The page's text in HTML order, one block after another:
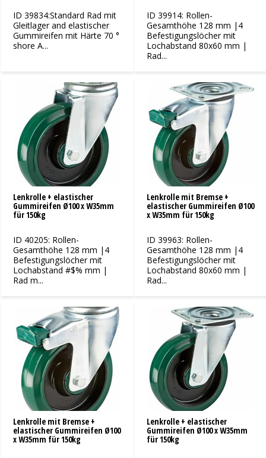
ID 39834:Standard Rad mit
Gleitlager and elastischer
Gummireifen mit Härte 70 °
shore A...
ID 39914: Rollen-
Gesamthöhe 128 mm |4
Befestigungslöcher mit
Lochabstand 80x60 mm |
Rad...
Lenkrolle + elastischer
Gummireifen Ø100 x W35mm
für 150kg
ID 40205: Rollen-
Gesamthöhe 128 mm |4
Befestigungslöcher mit
Lochabstand #$% mm |
Rad m...
Lenkrolle mit Bremse +
elastischer Gummireifen Ø100
x W35mm für 150kg
ID 39963: Rollen-
Gesamthöhe 128 mm |4
Befestigungslöcher mit
Lochabstand 80x60 mm |
Rad...
Lenkrolle mit Bremse +
elastischer Gummireifen Ø100
x W35mm für 150kg
Lenkrolle + elastischer
Gummireifen Ø100 x W35mm
für 150kg